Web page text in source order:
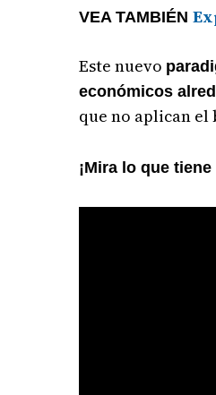
VEA TAMBIÉN
Este nuevo
económicos
que no aplican el
¡Mira lo que